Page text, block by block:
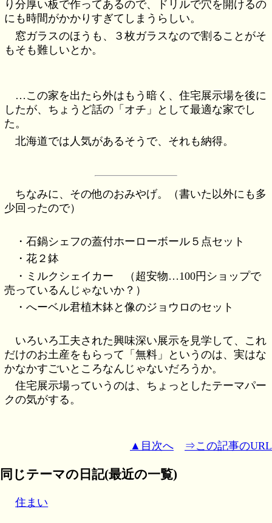
り分厚い板で作ってあるので、ドリルで穴を開けるの
にも時間がかかりすぎてしまうらしい。
窓ガラスのほうも、３枚ガラスなので割ることがそ
もそも難しいとか。
…この家を出たら外はもう暗く、住宅展示場を後に
したが、ちょうど話の「オチ」として最適な家でし
た。
北海道では人気があるそうで、それも納得。
ちなみに、その他のおみやげ。（書いた以外にも多
少回ったので）
・石鍋シェフの蓋付ホーローボール５点セット
・花２鉢
・ミルクシェイカー （超安物…100円ショップで
売っているんじゃないか？）
・へーベル君植木鉢と像のジョウロのセット
いろいろ工夫された興味深い展示を見学して、これ
だけのお土産をもらって「無料」というのは、実はな
かなかすごいところなんじゃないだろうか。
住宅展示場っていうのは、ちょっとしたテーマパー
クの気がする。
▲目次へ ⇒この記事のURL
同じテーマの日記(最近の一覧)
住まい